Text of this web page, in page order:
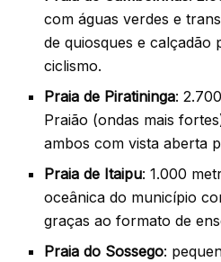
com águas verdes e
de quiosques e calçadão
ciclismo.
Praia de Piratininga:
Praião (ondas mais
ambos com vista aberta
Praia de Itaipu: 1.000
oceânica do município
graças ao formato de
Praia do Sossego: